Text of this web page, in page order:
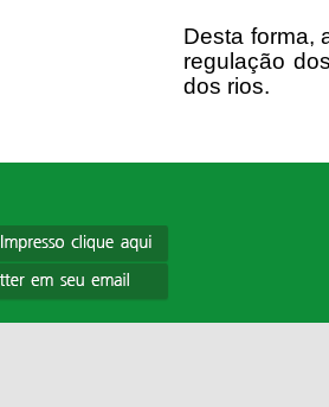
Desta forma,
regulação
dos rios.